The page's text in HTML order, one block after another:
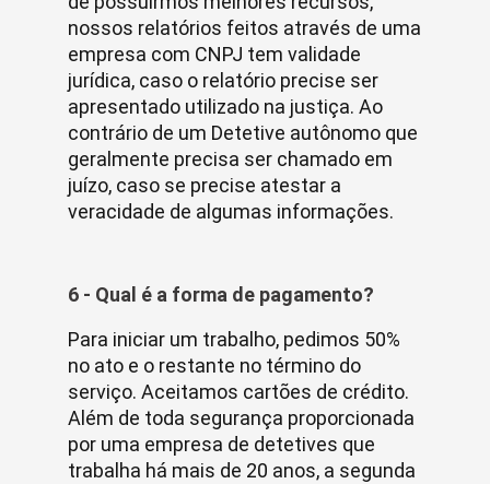
nossos relatórios feitos através de uma
empresa com CNPJ tem validade
jurídica, caso o relatório precise ser
apresentado utilizado na justiça. Ao
contrário de um Detetive autônomo que
geralmente precisa ser chamado em
juízo, caso se precise atestar a
veracidade de algumas informações.
6 - Qual é a forma de pagamento?
Para iniciar um trabalho, pedimos 50%
no ato e o restante no término do
serviço. Aceitamos cartões de crédito.
Além de toda segurança proporcionada
por uma empresa de detetives que
trabalha há mais de 20 anos, a segunda